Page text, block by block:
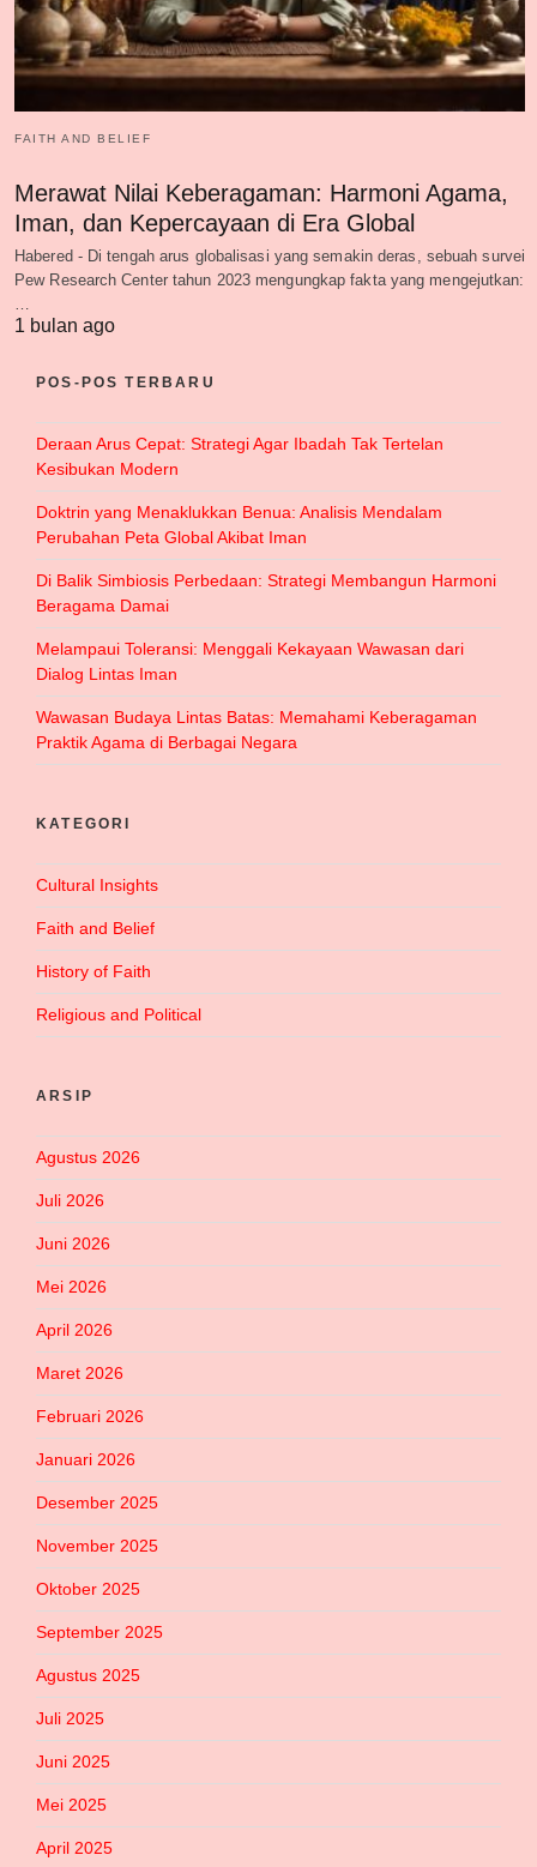
FAITH AND BELIEF
Merawat Nilai Keberagaman: Harmoni Agama,
Iman, dan Kepercayaan di Era Global
Habered - Di tengah arus globalisasi yang semakin deras, sebuah survei
Pew Research Center tahun 2023 mengungkap fakta yang mengejutkan:
…
1 bulan ago
POS-POS TERBARU
Deraan Arus Cepat: Strategi Agar Ibadah Tak Tertelan
Kesibukan Modern
Doktrin yang Menaklukkan Benua: Analisis Mendalam
Perubahan Peta Global Akibat Iman
Di Balik Simbiosis Perbedaan: Strategi Membangun Harmoni
Beragama Damai
Melampaui Toleransi: Menggali Kekayaan Wawasan dari
Dialog Lintas Iman
Wawasan Budaya Lintas Batas: Memahami Keberagaman
Praktik Agama di Berbagai Negara
KATEGORI
Cultural Insights
Faith and Belief
History of Faith
Religious and Political
ARSIP
Agustus 2026
Juli 2026
Juni 2026
Mei 2026
April 2026
Maret 2026
Februari 2026
Januari 2026
Desember 2025
November 2025
Oktober 2025
September 2025
Agustus 2025
Juli 2025
Juni 2025
Mei 2025
April 2025